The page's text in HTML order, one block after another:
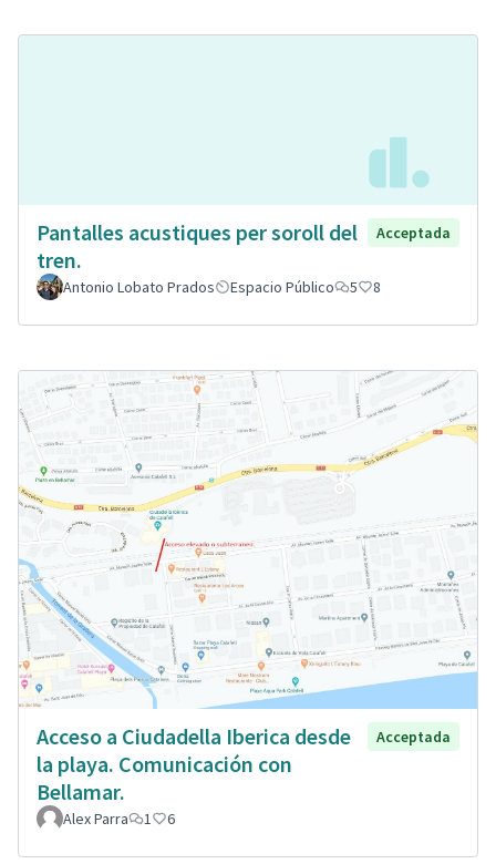
Pantalles acustiques per soroll del
tren.
Acceptada
Antonio Lobato Prados Espacio Público 5 8
Acceso a Ciudadella Iberica desde
la playa. Comunicación con
Bellamar.
Acceptada
Alex Parra 1 6